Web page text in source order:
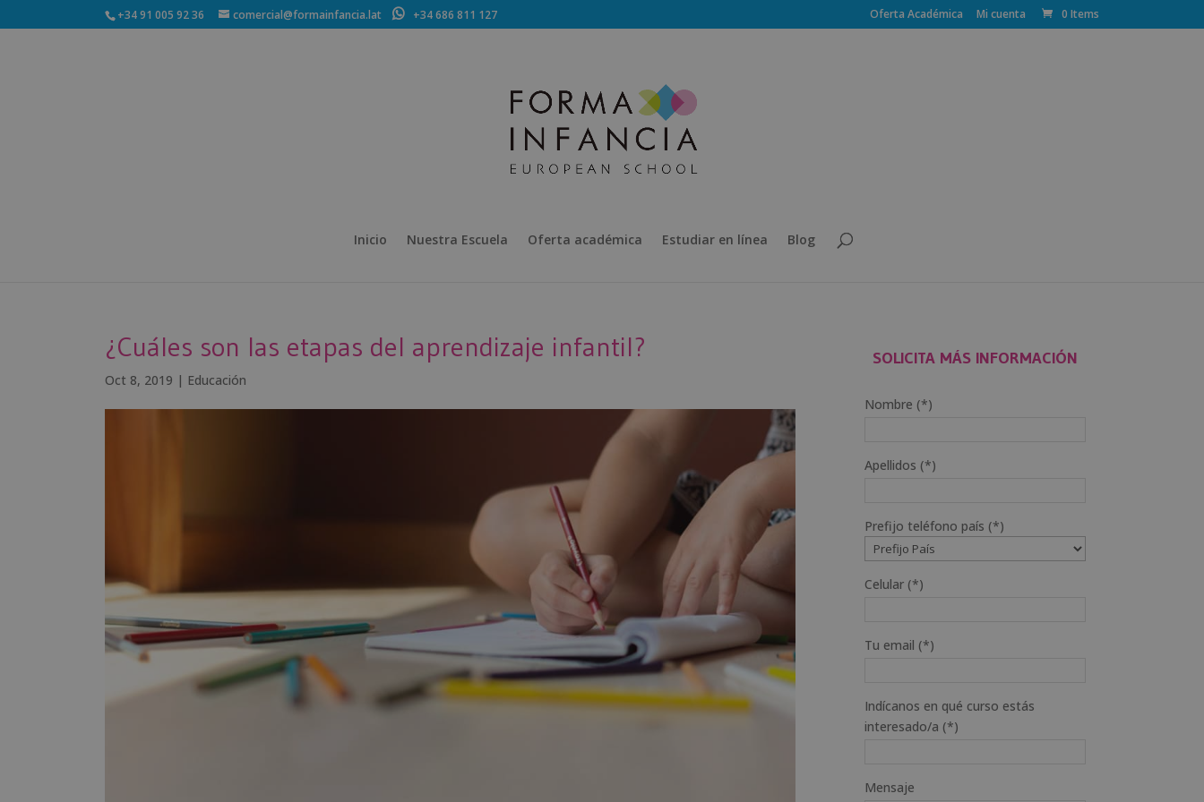
+34 91 005 92 36 comercial@formainfancia.lat +34 686 811 127 Oferta Académica Mi cuenta 0 Items
Inicio Nuestra Escuela Oferta académica Estudiar en línea Blog
¿Cuáles son las etapas del aprendizaje infantil?
Oct 8, 2019 | Educación
SOLICITA MÁS INFORMACIÓN
Nombre (*)
Apellidos (*)
Prefijo teléfono país (*)
Celular (*)
Tu email (*)
Indícanos en qué curso estás
interesado/a (*)
Mensaje